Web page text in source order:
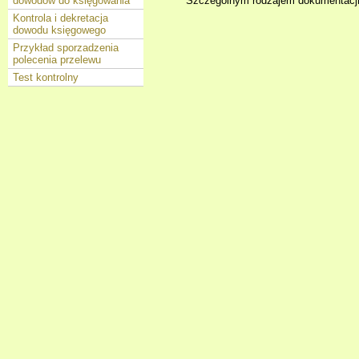
Kontrola i dekretacja
dowodu księgowego
Przykład sporzadzenia
polecenia przelewu
Test kontrolny